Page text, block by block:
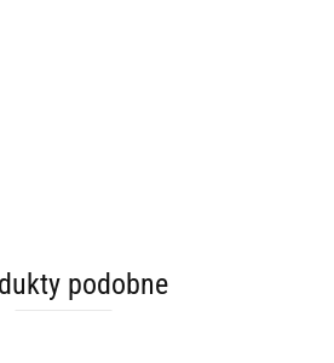
podobne